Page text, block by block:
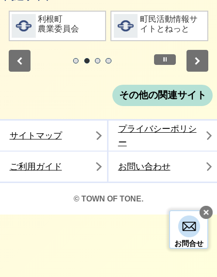
お問合せ
詳細をみる
利根町
農業委員会
詳細をみる
町民活動情報サ
イトとねっと
停止
その他の関連サイト
サイトマップ
プライバシーポリシ
ー
ご利用ガイド お問い合わせ
© TOWN OF TONE.